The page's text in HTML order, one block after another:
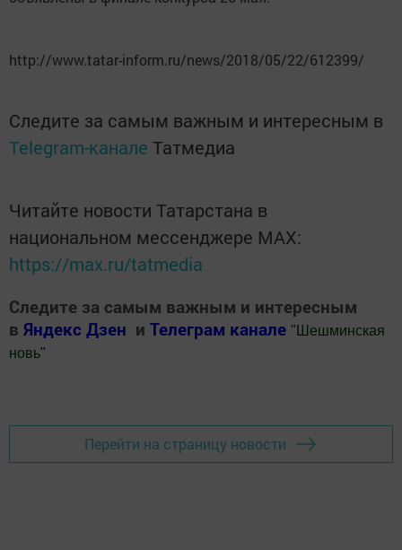
http://www.tatar-inform.ru/news/2018/05/22/612399/
Следите за самым важным и интересным в
Telegram-канале Татмедиа
Читайте новости Татарстана в
национальном мессенджере MАХ:
https://max.ru/tatmedia
Следите за самым важным и интересным
в Яндекс Дзен и Телеграм канале " Шешминская
новь"
Перейти на страницу новости